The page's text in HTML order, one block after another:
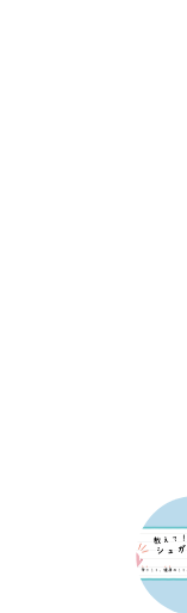
「朱に交われば赤くな